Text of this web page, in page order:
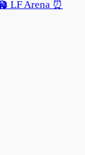
LF Arena ⏰